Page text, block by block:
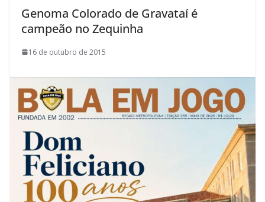
Genoma Colorado de Gravataí é
campeão no Zequinha
16 de outubro de 2015